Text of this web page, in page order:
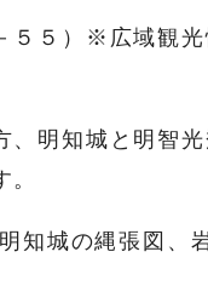
５）※広域観光
明知城と明智光
城の縄張図、岩